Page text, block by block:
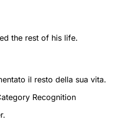
the rest of his life.
il resto della sua vita.
Recognition